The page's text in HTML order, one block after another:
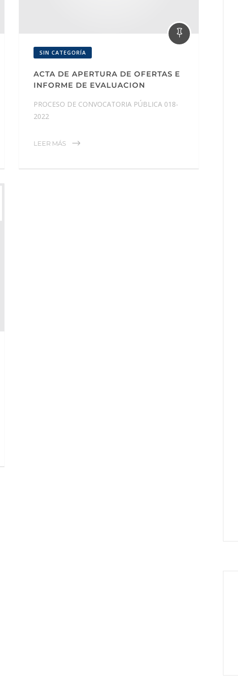
SIN CATEGORÍA
ACTA DE APERTURA DE OFERTAS E
INFORME DE EVALUACION
PROCESO DE CONVOCATORIA PÚBLICA 018-
2022
LEER MÁS